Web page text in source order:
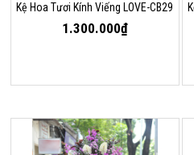
Kệ Hoa Tươi Kính Viếng LOVE-CB29
1.300.000₫